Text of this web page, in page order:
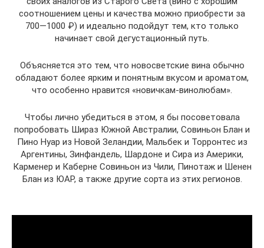
соотношением цены и качества можно приобрести за
700—1000 ₽) и идеально подойдут тем, кто только
начинает свой дегустационный путь.
Объясняется это тем, что новосветские вина обычно
обладают более ярким и понятным вкусом и ароматом,
что особенно нравится «новичкам-винолюбам».
Чтобы лично убедиться в этом, я бы посоветовала
попробовать Шираз Южной Австралии, Совиньон Блан и
Пино Нуар из Новой Зеландии, Мальбек и Торронтес из
Аргентины, Зинфандель, Шардоне и Сира из Америки,
Карменер и Каберне Совиньон из Чили, Пинотаж и Шенен
Блан из ЮАР, а также другие сорта из этих регионов.